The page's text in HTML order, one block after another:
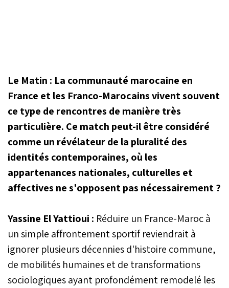
Le Matin : La communauté marocaine en
France et les Franco-Marocains vivent souvent
ce type de rencontres de manière très
particulière. Ce match peut-il être considéré
comme un révélateur de la pluralité des
identités contemporaines, où les
appartenances nationales, culturelles et
affectives ne s'opposent pas nécessairement ?
Yassine El Yattioui : Réduire un France-Maroc à
un simple affrontement sportif reviendrait à
ignorer plusieurs décennies d'histoire commune,
de mobilités humaines et de transformations
sociologiques ayant profondément remodelé les